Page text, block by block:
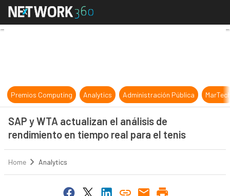
SAP y WTA actualizan el análisis
Premios Computing Analytics Administración Pública
SAP y WTA actualizan el análisis de
rendimiento en tiempo real para el tenis
Home Analytics